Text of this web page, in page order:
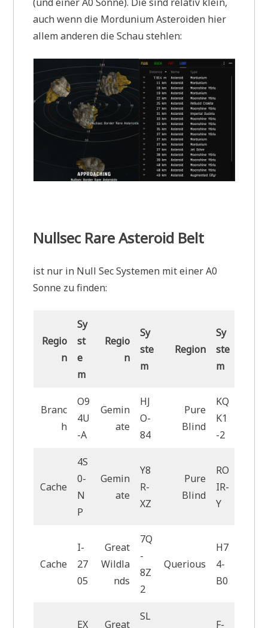
auch wenn die Mordunium Asteroiden hier
allem anderen die Schau stehlen:
Nullsec Rare Asteroid Belt
ist nur in Null Sec Systemen mit einer A0
Sonne zu finden:
Regio
n
Sy
st
e
m
Regio
n
Sy
ste
m
Region
Sy
ste
m
Branc
h
O9
4U
-A
Gemin
ate
HJ
O-
84
Pure
Blind
KQ
K1
-2
Cache
4S
0-
N
P
Gemin
ate
Y8
R-
XZ
Pure
Blind
RO
IR-
Y
Cache
I-
27
05
Great
Wildla
nds
7Q
-
8Z
2
Querious
H7
4-
B0
EX Great
SL
F-